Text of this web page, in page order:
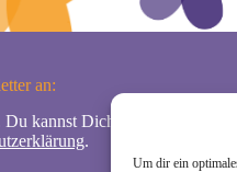
Um dir ein
an:
kannst Dich natürlich
.